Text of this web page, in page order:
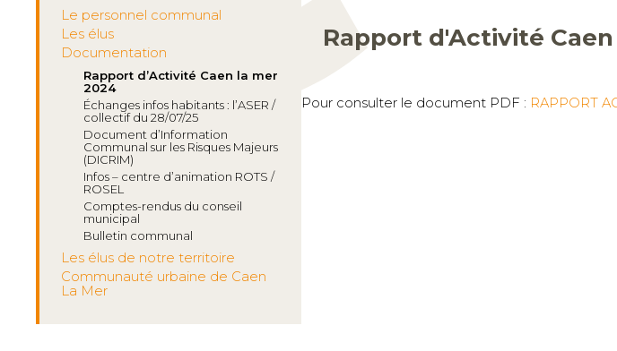
Le personnel communal
Les élus
Documentation
Rapport d’Activité Caen la mer
2024
Échanges infos habitants : l’ASER /
collectif du 28/07/25
Document d’Information
Communal sur les Risques Majeurs
(DICRIM)
Infos – centre d’animation ROTS /
ROSEL
Comptes-rendus du conseil
municipal
Bulletin communal
Les élus de notre territoire
Communauté urbaine de Caen
La Mer
Rapport d'Activité
Pour consulter le document PDF : RAPPORT